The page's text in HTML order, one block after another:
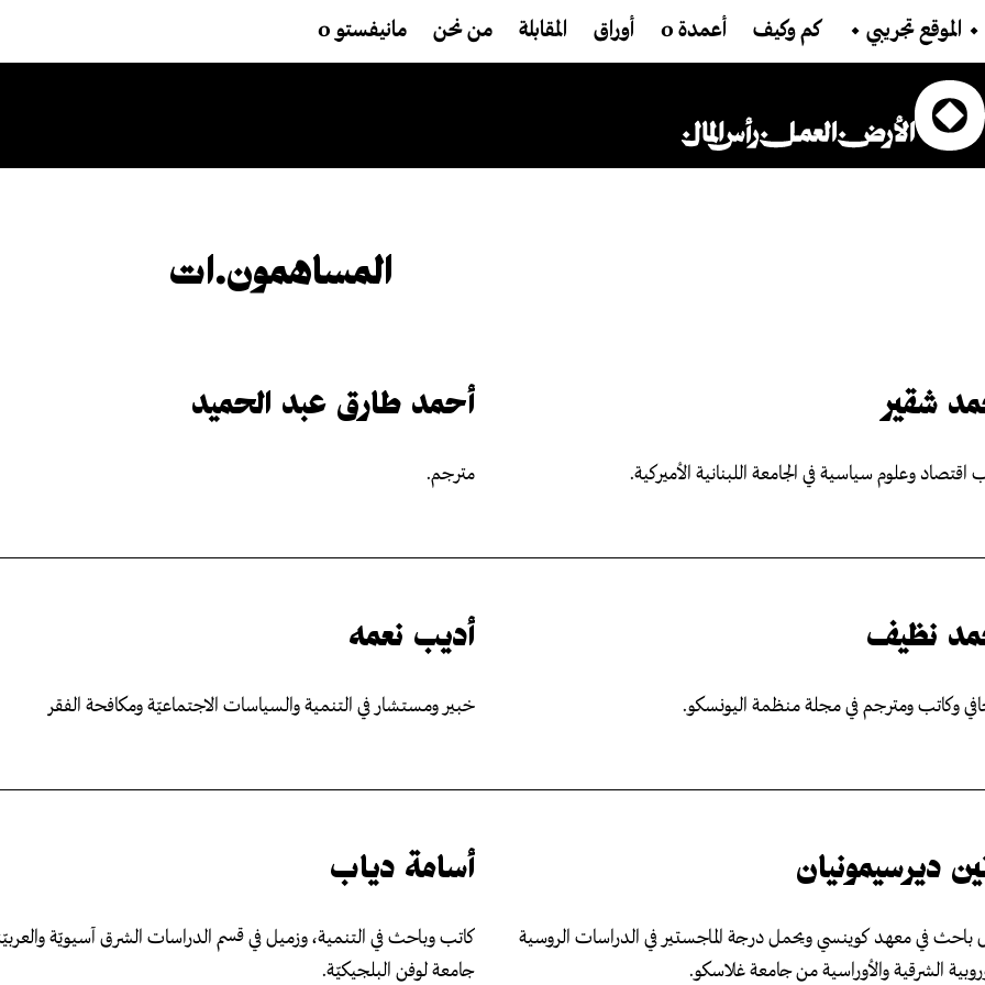
تجاوز إلى المحتوى الرئيسي
Main navigation
⬩ الموقع تجريبي ⬩ كم وكيف أعمدة 0 أوراق المقابلة من نحن مانيفستو 0
المساهمون.ات
شقير
اقتصاد وعلوم سياسية في الجامعة اللبنانية الأميركية.
أحمد طارق عبد الحميد
مترجم.
نظيف
وكاتب ومترجم في مجلة منظمة اليونسكو.
أديب نعمه
خبير ومستشار في التنمية والسياسات الاجتماعيّة ومكافحة الفقر
ديرسيمونيان
باحث في معهد كوينسي ويحمل درجة الماجستير في الدراسات الروسية
الشرقية والأوراسية من جامعة غلاسكو.
أسامة دياب
كاتب وباحث في التنمية، وزميل في قسم الدراسات الشرق آسيويّة
جامعة لوفن البلجيكيّة.